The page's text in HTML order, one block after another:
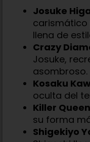
Josuke
carismático
llena de
Crazy
Josuke,
asombroso.
Kosaku
oculta del
Killer
su forma
Shigekiyo